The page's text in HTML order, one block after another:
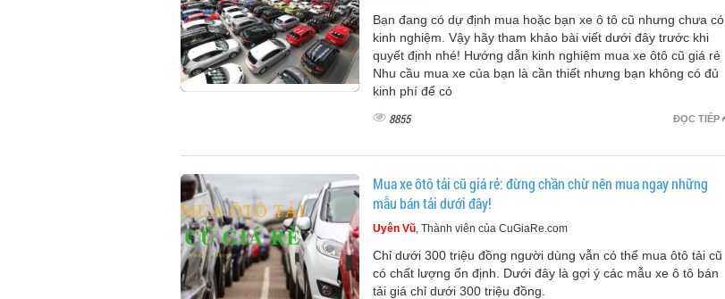
Bạn đang có dự định mua hoặc bạn xe ô tô cũ nhưng chưa có
kinh nghiệm. Vậy hãy tham khảo bài viết dưới đây trước khi
quyết định nhé! Hướng dẫn kinh nghiệm mua xe ôtô cũ giá rẻ
Nhu cầu mua xe của bạn là cần thiết nhưng bạn không có đủ
kinh phí để có
ĐỌC TIẾP
8855
Mua xe ôtô tải cũ giá rẻ: đừng chần chừ nên mua ngay những
mẫu bán tải dưới đây!
Uyên Vũ, Thành viên của CuGiaRe.com
Chỉ dưới 300 triệu đồng người dùng vẫn có thể mua ôtô tải cũ
có chất lượng ổn định. Dưới đây là gợi ý các mẫu xe ô tô bán
tải giá chỉ dưới 300 triệu đồng.